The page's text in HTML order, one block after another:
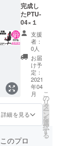
完成し
たPTU-
04×１
支援
者：
0人
お届
け予
定：
2021
年04
月
詳細を見る
こ
の
リ
タ
ー
ン
を
選
択
す
る
このプロ